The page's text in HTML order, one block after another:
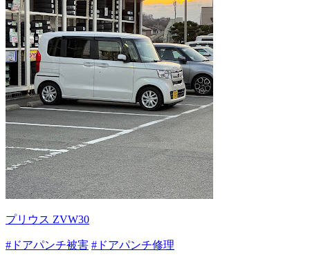
プリウス ZVW30
#ドアパンチ被害 #ドアパンチ修理